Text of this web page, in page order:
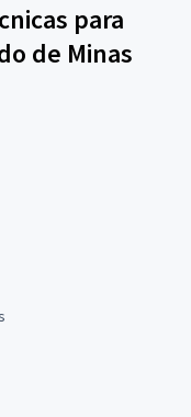
para
de Minas